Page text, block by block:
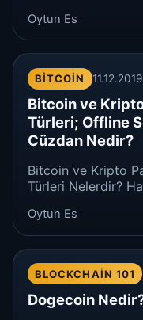
Oytun Es
BITCOIN 11.12.2019
Bitcoin ve
Türleri; Offline
Cüzdan Nedir?
Bitcoin ve Kripto
Türleri Nelerdir?
Oytun Es
BLOCKCHAIN 101
Dogecoin